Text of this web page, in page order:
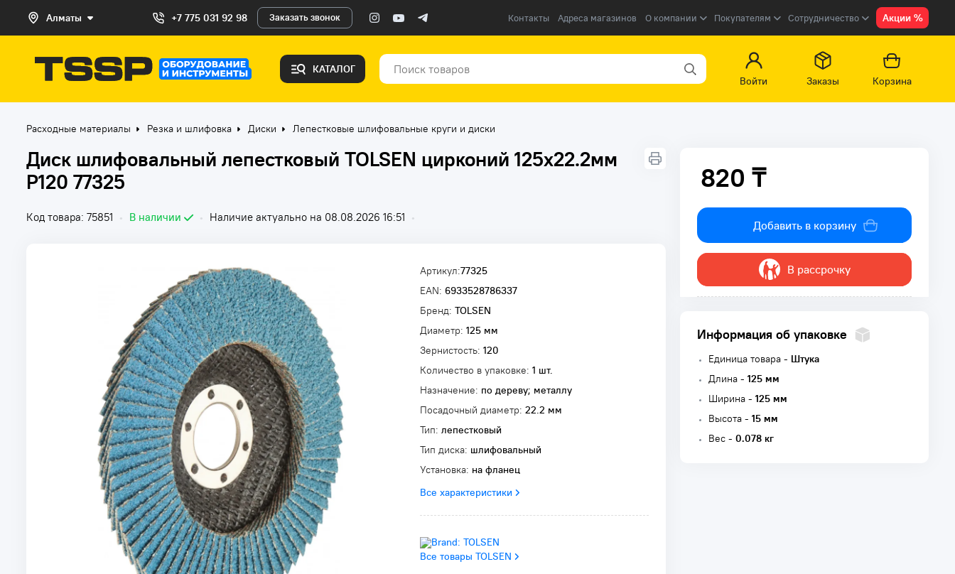
Алматы +7 775 031 92 98 Заказать звонок Контакты Адреса магазинов О компании Покупателям Сотрудничество Акции %
КАТАЛОГ
Войти
Заказы Корзина
Расходные материалы Резка и шлифовка Диски Лепестковые шлифовальные круги и диски
Диск шлифовальный лепестковый TOLSEN цирконий 125x22.2мм
Р120 77325
Код товара: 75851 • В наличии • Наличие актуально на 08.08.2026 16:51 •
Артикул:77325
EAN: 6933528786337
Бренд: TOLSEN
Диаметр: 125 мм
Зернистость: 120
Количество в упаковке: 1 шт.
Назначение: по дереву; металлу
Посадочный диаметр: 22.2 мм
Тип: лепестковый
Тип диска: шлифовальный
Установка: на фланец
Все характеристики
Все товары TOLSEN
820 ₸
820 ₸
Добавить в корзину
В рассрочку
Информация об упаковке
Единица товара - Штука
Длина - 125 мм
Ширина - 125 мм
Высота - 15 мм
Вес - 0.078 кг